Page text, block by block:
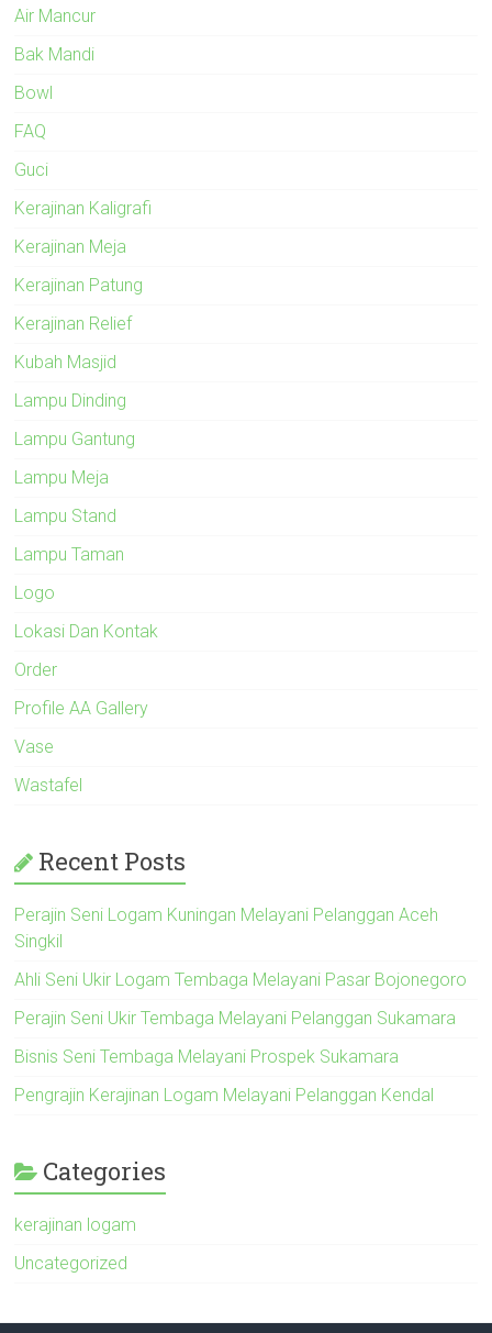
Air Mancur
Bak Mandi
Bowl
FAQ
Guci
Kerajinan Kaligrafi
Kerajinan Meja
Kerajinan Patung
Kerajinan Relief
Kubah Masjid
Lampu Dinding
Lampu Gantung
Lampu Meja
Lampu Stand
Lampu Taman
Logo
Lokasi Dan Kontak
Order
Profile AA Gallery
Vase
Wastafel
Recent Posts
Perajin Seni Logam Kuningan Melayani Pelanggan Aceh
Singkil
Ahli Seni Ukir Logam Tembaga Melayani Pasar Bojonegoro
Perajin Seni Ukir Tembaga Melayani Pelanggan Sukamara
Bisnis Seni Tembaga Melayani Prospek Sukamara
Pengrajin Kerajinan Logam Melayani Pelanggan Kendal
Categories
kerajinan logam
Uncategorized